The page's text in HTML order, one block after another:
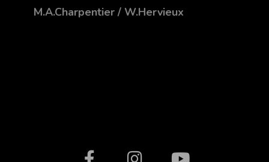
M.A.Charpentier / W.Hervieux